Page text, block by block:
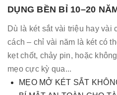
DỤNG BỀN BỈ 10–20
Dù là két sắt vài triệu hay vài
cách – chỉ vài năm là két có
kẹt chốt, chảy pin, hoặc
mẹo cực kỳ qua...
MẸO MỞ KÉT SẮT